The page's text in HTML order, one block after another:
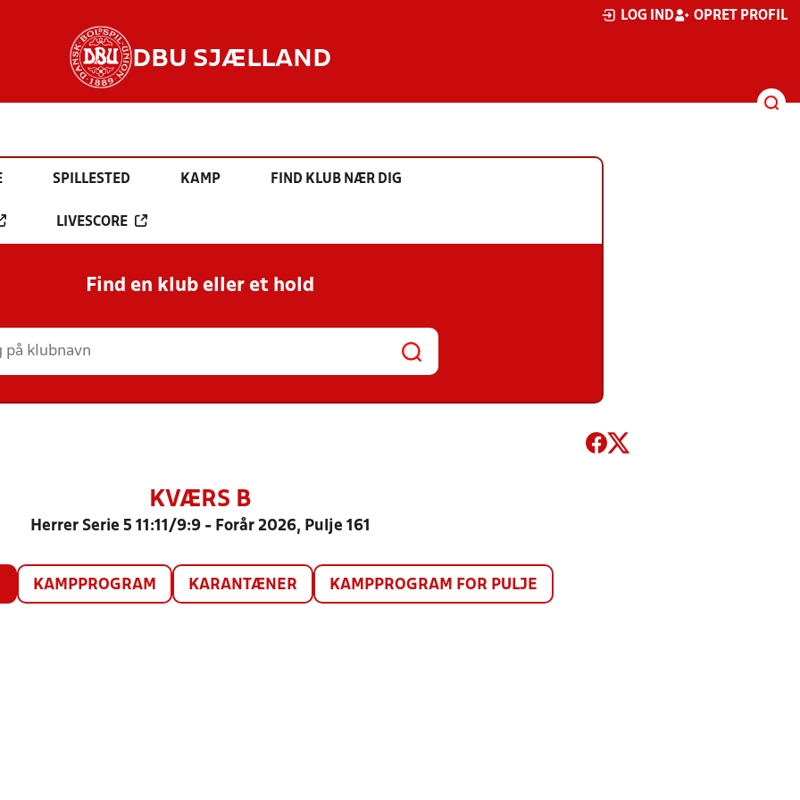
LOG IND OPRET PROFIL
DBU SJÆLLAND
SPILLESTED KAMP FIND KLUB NÆR DIG
LIVESCORE
Find en klub eller et hold
KVÆRS B
Herrer Serie 5 11:11/9:9 - Forår 2026, Pulje 161
KAMPPROGRAM KARANTÆNER KAMPPROGRAM FOR PULJE